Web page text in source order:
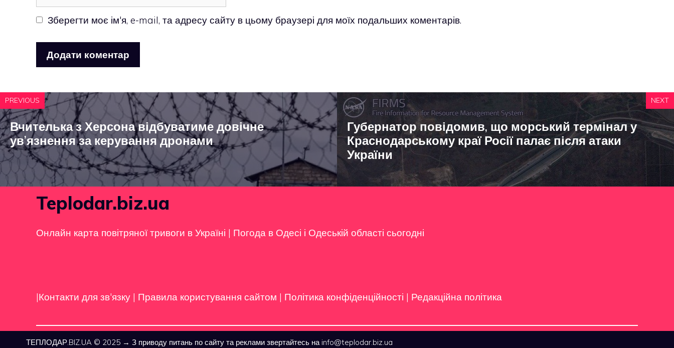
Зберегти моє ім'я, e-mail, та адресу сайту в цьому браузері для моїх подальших коментарів.
PREVIOUS
Вчителька з Херсона відбуватиме довічне
ув’язнення за керування дронами
NEXT
Губернатор повідомив, що морський термінал у
Краснодарському краї Росії палає після атаки
України
Teplodar.biz.ua
Онлайн карта повітряної тривоги в Україні | Погода в Одесі і Одеській області сьогодні
|Контакти для зв'язку | Правила користування сайтом | Політика конфіденційності | Редакційна політика
ТЕПЛОДАР.BIZ.UA © 2025 → З приводу питань по сайту та реклами звертайтесь на info@teplodar.biz.ua